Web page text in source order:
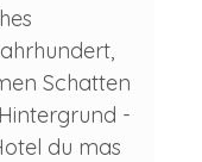
Schatten
-
du mas